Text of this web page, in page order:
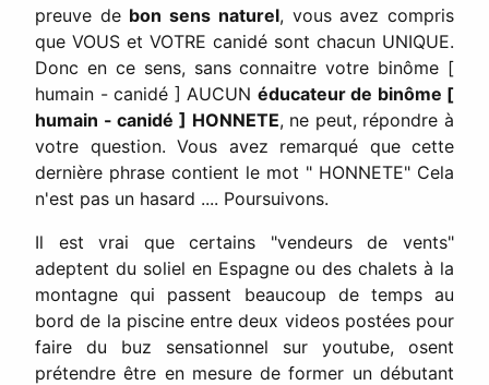
preuve de bon sens naturel, vous avez compris
que VOUS et VOTRE canidé sont chacun UNIQUE.
Donc en ce sens, sans connaitre votre binôme [
humain - canidé ] AUCUN éducateur de binôme [
humain - canidé ] HONNETE, ne peut, répondre à
votre question. Vous avez remarqué que cette
dernière phrase contient le mot " HONNETE" Cela
n'est pas un hasard .... Poursuivons.
Il est vrai que certains "vendeurs de vents"
adeptent du soliel en Espagne ou des chalets à la
montagne qui passent beaucoup de temps au
bord de la piscine entre deux videos postées pour
faire du buz sensationnel sur youtube, osent
prétendre être en mesure de former un débutant